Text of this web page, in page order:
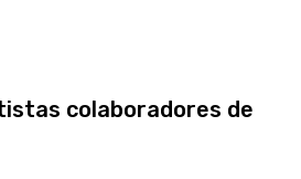
colaboradores de